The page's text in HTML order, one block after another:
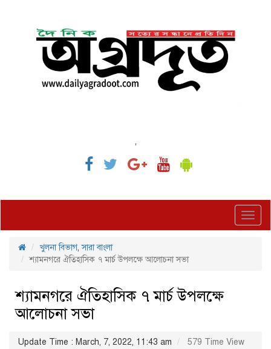
,
খুলনা বিভাগ,সারা বাংলা
শ্যামনগরে ঐতিহাসিক ৭ মার্চ উপলক্ষে আলোচনা সভা
শ্যামনগরে ঐতিহাসিক ৭ মার্চ উপলক্ষে
আলোচনা সভা
Update Time : March, 7, 2022, 11:43 am 579 Time View